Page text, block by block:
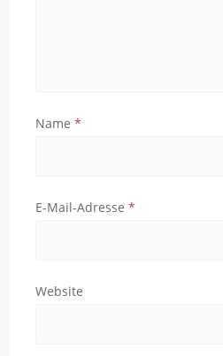
Name *
E-Mail-Adresse *
Website